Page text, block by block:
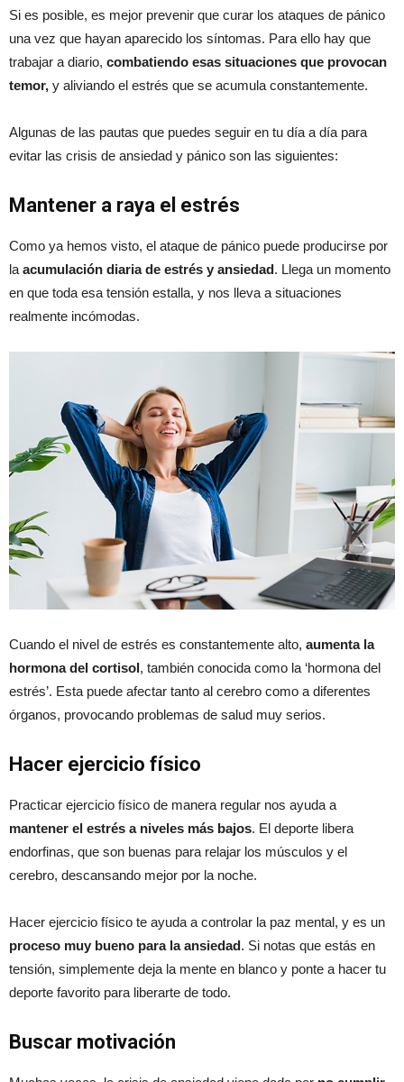
Si es posible, es mejor prevenir que curar los ataques de pánico
una vez que hayan aparecido los síntomas. Para ello hay que
trabajar a diario, combatiendo esas situaciones que provocan
temor, y aliviando el estrés que se acumula constantemente.
Algunas de las pautas que puedes seguir en tu día a día para
evitar las crisis de ansiedad y pánico son las siguientes:
Mantener a raya el estrés
Como ya hemos visto, el ataque de pánico puede producirse por
la acumulación diaria de estrés y ansiedad. Llega un momento
en que toda esa tensión estalla, y nos lleva a situaciones
realmente incómodas.
Cuando el nivel de estrés es constantemente alto, aumenta la
hormona del cortisol, también conocida como la ‘hormona del
estrés’. Esta puede afectar tanto al cerebro como a diferentes
órganos, provocando problemas de salud muy serios.
Hacer ejercicio físico
Practicar ejercicio físico de manera regular nos ayuda a
mantener el estrés a niveles más bajos. El deporte libera
endorfinas, que son buenas para relajar los músculos y el
cerebro, descansando mejor por la noche.
Hacer ejercicio físico te ayuda a controlar la paz mental, y es un
proceso muy bueno para la ansiedad. Si notas que estás en
tensión, simplemente deja la mente en blanco y ponte a hacer tu
deporte favorito para liberarte de todo.
Buscar motivación